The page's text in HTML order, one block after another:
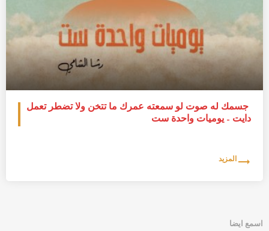
جسمك له صوت لو سمعته عمرك ما تتخن ولا تضطر تعمل
دايت – يوميات واحدة ست
المزيد trending_flat
اسمع ايضا